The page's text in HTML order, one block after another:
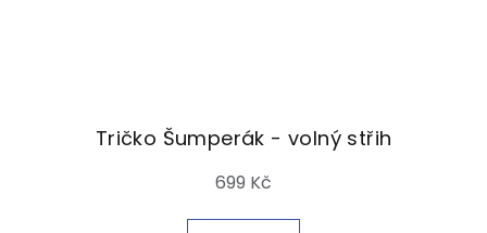
Tričko Šumperák - volný střih
699 Kč